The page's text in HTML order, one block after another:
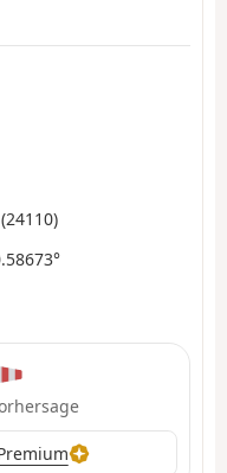
(24110)